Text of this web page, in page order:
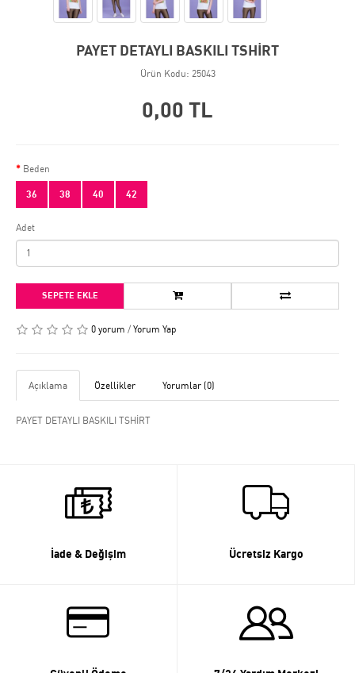
PAYET DETAYLI BASKILI TSHİRT
Ürün Kodu: 25043
0,00 TL
Beden
36 38 40 42
Adet
SEPETE EKLE
0 yorum / Yorum Yap
Açıklama Özellikler Yorumlar (0)
PAYET DETAYLI BASKILI TSHİRT
İade & Değişim Ücretsiz Kargo